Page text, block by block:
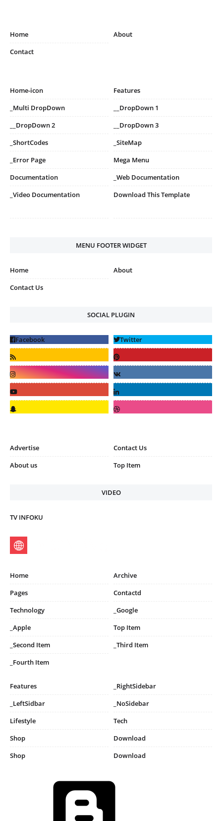
Home
About
Contact
Home-icon
Features
_Multi DropDown
__DropDown 1
__DropDown 2
__DropDown 3
_ShortCodes
_SiteMap
_Error Page
Mega Menu
Documentation
_Web Documentation
_Video Documentation
Download This Template
MENU FOOTER WIDGET
Home
About
Contact Us
SOCIAL PLUGIN
Advertise
Contact Us
About us
Top Item
VIDEO
TV INFOKU
Home
Archive
Pages
Contactd
Technology
_Google
_Apple
Top Item
_Second Item
_Third Item
_Fourth Item
Features
_RightSidebar
_LeftSidbar
_NoSidebar
Lifestyle
Tech
Shop
Download
Shop
Download